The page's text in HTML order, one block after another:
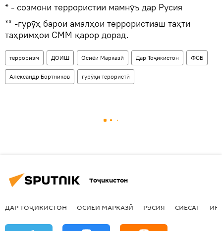
* - созмони террористии мамнӯъ дар Русия
** -гурӯҳ барои амалҳои террористиаш таҳти
таҳримҳои СММ қарор дорад.
терроризм ДОИШ Осиёи Марказӣ Дар Тоҷикистон ФСБ
Александр Бортников гурӯҳи терористӣ
Тоҷикистон
ДАР ТОҶИКИСТОН ОСИЁИ МАРКАЗӢ РУСИЯ СИЁСАТ